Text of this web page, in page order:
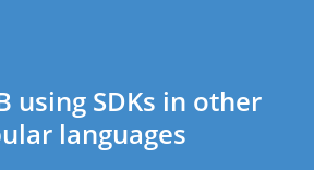
using SDKs in other
languages